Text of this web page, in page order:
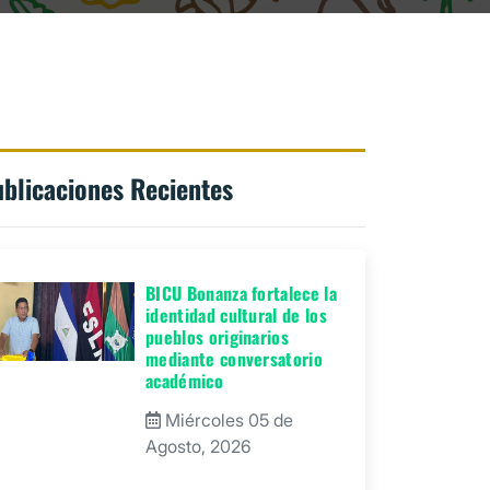
Recientes
BICU Bonanza fortalece la
identidad cultural de los
pueblos originarios
mediante conversatorio
académico
Miércoles 05 de
Agosto, 2026